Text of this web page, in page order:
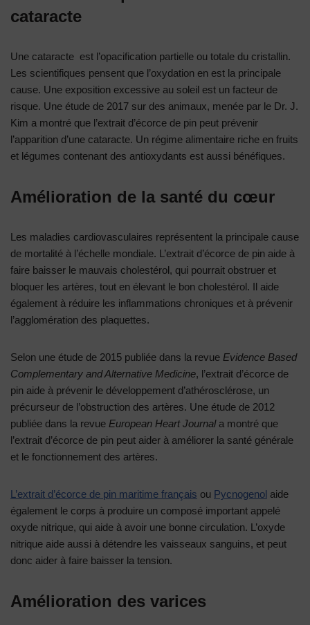
cataracte
Une cataracte est l’opacification partielle ou totale du cristallin.
Les scientifiques pensent que l’oxydation en est la principale
cause. Une exposition excessive au soleil est un facteur de
risque. Une étude de 2017 sur des animaux, menée par le Dr. J.
Kim a montré que l’extrait d’écorce de pin peut prévenir
l’apparition d’une cataracte. Un régime alimentaire riche en fruits
et légumes contenant des antioxydants est aussi bénéfiques.
Amélioration de la santé du cœur
Les maladies cardiovasculaires représentent la principale cause
de mortalité à l’échelle mondiale. L’extrait d’écorce de pin aide à
faire baisser le mauvais cholestérol, qui pourrait obstruer et
bloquer les artères, tout en élevant le bon cholestérol. Il aide
également à réduire les inflammations chroniques et à prévenir
l’agglomération des plaquettes.
Selon une étude de 2015 publiée dans la revue Evidence Based
Complementary and Alternative Medicine, l’extrait d’écorce de
pin aide à prévenir le développement d’athérosclérose, un
précurseur de l’obstruction des artères. Une étude de 2012
publiée dans la revue European Heart Journala montré que
l’extrait d’écorce de pin peut aider à améliorer la santé générale
et le fonctionnement des artères.
L’extrait d’écorce de pin maritime français ou Pycnogenol aide
également le corps à produire un composé important appelé
oxyde nitrique, qui aide à avoir une bonne circulation. L’oxyde
nitrique aide aussi à détendre les vaisseaux sanguins, et peut
donc aider à faire baisser la tension.
Amélioration des varices